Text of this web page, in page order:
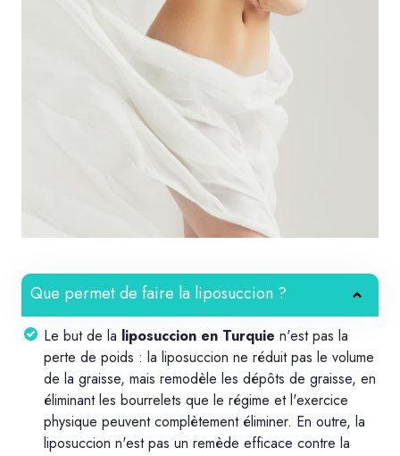
Que permet de faire la liposuccion ?
Le but de la liposuccion en Turquie n'est pas la
perte de poids : la liposuccion ne réduit pas le volume
de la graisse, mais remodèle les dépôts de graisse, en
éliminant les bourrelets que le régime et l'exercice
physique peuvent complètement éliminer. En outre, la
liposuccion n'est pas un remède efficace contre la